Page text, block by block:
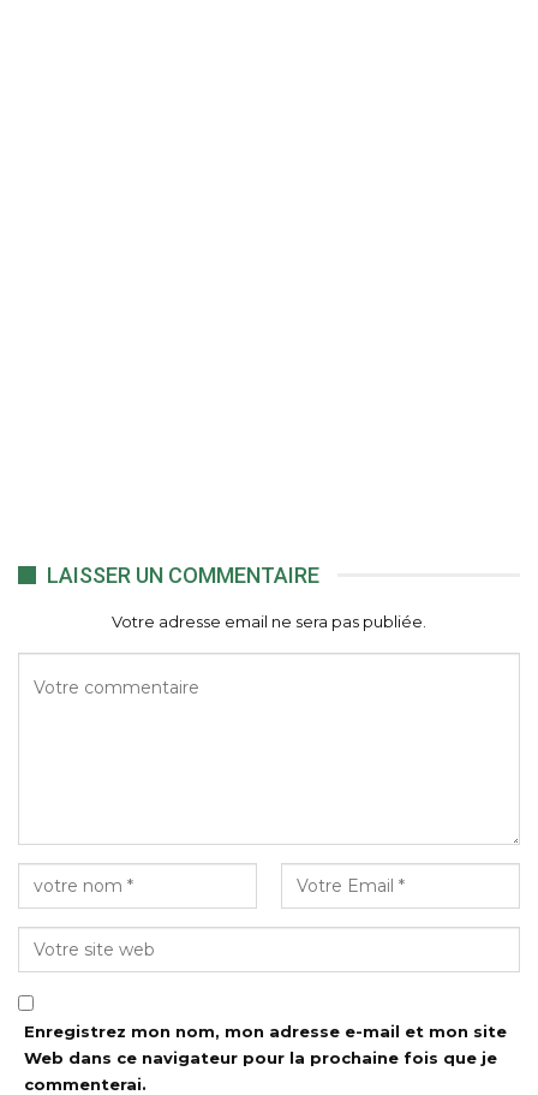
LAISSER UN COMMENTAIRE
Votre adresse email ne sera pas publiée.
Enregistrez mon nom, mon adresse e-mail et mon site
Web dans ce navigateur pour la prochaine fois que je
commenterai.